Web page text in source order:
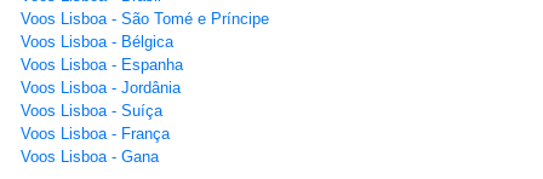
Voos Lisboa - São Tomé e Príncipe
Voos Lisboa - Bélgica
Voos Lisboa - Espanha
Voos Lisboa - Jordânia
Voos Lisboa - Suíça
Voos Lisboa - França
Voos Lisboa - Gana